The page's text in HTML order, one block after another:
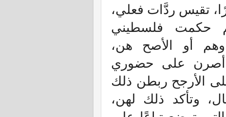
تقيس ردَّات فعلي،
حكمت فلسطيني
وهم أو الأصح هن،
أصرن على حضوري
الأرجح ربطن ذلك
وتأكد ذلك لهن،